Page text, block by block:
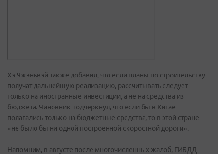
Хэ Чжэньвэй также добавил, что если планы по строительству
получат дальнейшую реализацию, рассчитывать следует
только на иностранные инвестиции, а не на средства из
бюджета. Чиновник подчеркнул, что если бы в Китае
полагались только на бюджетные средства, то в этой стране
«не было бы ни одной построенной скоростной дороги».
Напомним, в августе после многочисленных жалоб, ГИБДД